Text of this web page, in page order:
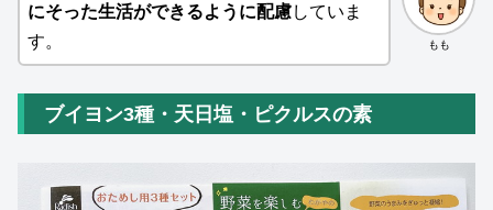
もも
にそった生活ができるように配慮していま
す。
ブイヨン3種・天日塩・ピクルスの素